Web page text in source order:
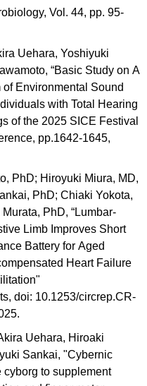
Vol. 44, pp. 95-
Uehara, Yoshiyuki
“Basic Study on A
Environmental Sound
with Total Hearing
of the 2025 SICE Festival
pp.1642-1645,
PhD; Hiroyuki Miura, MD,
PhD; Chiaki Yokota,
PhD, “Lumbar-
Limb Improves Short
Battery for Aged
Heart Failure
doi: 10.1253/circrep.CR-
Uehara, Hiroaki
Sankai, "Cybernic
cyborg to supplement